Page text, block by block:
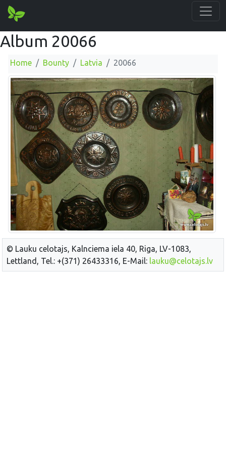
Album 20066
Home Bounty Latvia 20066
© Lauku celotajs, Kalnciema iela 40, Riga, LV-1083,
Lettland, Tel.: +(371) 26433316, E-Mail: lauku@celotajs.lv